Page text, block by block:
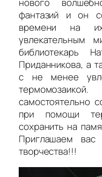
нового
фантазий и он
времени на
увлекательным
библиотекарь
Приданникова, а
с не менее
самостоятельно
при помощи
сохранить на
Приглашаем
творчества!!!